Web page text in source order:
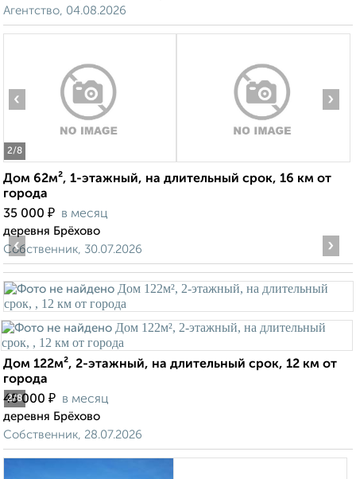
Агентство, 04.08.2026
2/8
‹ ›
Дом 62м², 1-этажный, на длительный срок, 16 км от
города
35 000 ₽ в месяц
деревня Брёхово
Собственник, 30.07.2026
2/8
‹ ›
Дом 122м², 2-этажный, на длительный срок, 12 км от
города
45 000 ₽ в месяц
деревня Брёхово
Собственник, 28.07.2026